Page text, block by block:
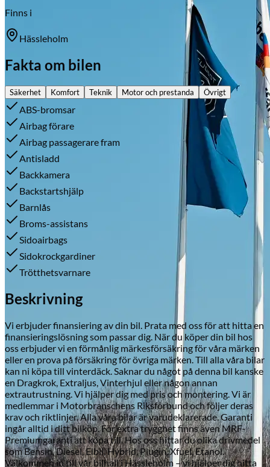
Skadeverkstad
Finns i
Hässleholm
Fakta om bilen
Säkerhet Komfort Teknik Motor och prestanda Övrigt
ABS-bromsar
Airbag förare
Airbag passagerare fram
Antisladd
Backkamera
Backstartshjälp
Barnlås
Broms-assistans
Sidoairbags
Sidokrockgardiner
Trötthetsvarnare
Beskrivning
Vi erbjuder finansiering av din bil. Prata med oss för att hitta en
finansieringslösning som passar dig. När du köper din bil hos
oss erbjuder vi en förmånlig märkesförsäkring för våra märken
eller en prova på försäkring för övriga märken. Till alla våra bilar
kan ni köpa till vinterdäck. Saknar du något på denna bil kanske
en Dragkrok, Extraljus, Vinterhjul eller någon annan
extrautrustning. Vi hjälper dig med pris och montering. Vi är
medlemmar i Motorbranschens Riksförbund och följer deras
krav och riktlinjer. Alla våra bilar är varudeklarerade. Garanti
ingår alltid i ditt bilköp. För extra trygghet finns även MRF-
Premiumgaranti att köpa till. Hos oss hittar du olika drivmedel
som Bensin, Diesel, Elbil, Hybrid, Plugin, Xfuel, Etanol.
Välkommen in till vår bilhall i Hässleholm – vi hjälper dig hitta